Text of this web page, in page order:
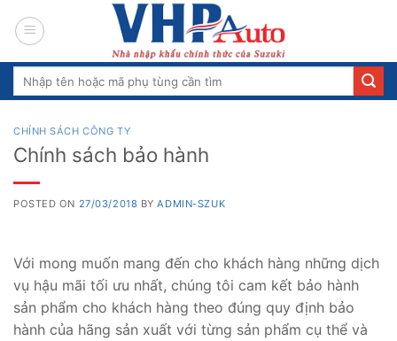
Search
CHÍNH SÁCH CÔNG TY
Chính sách bảo hành
POSTED ON 27/03/2018 BYADMIN-SZUK
Với mong muốn mang đến cho khách hàng những dịch
vụ hậu mãi tối ưu nhất, chúng tôi cam kết bảo hành
sản phẩm cho khách hàng theo đúng quy định bảo
hành của hãng sản xuất với từng sản phẩm cụ thể và